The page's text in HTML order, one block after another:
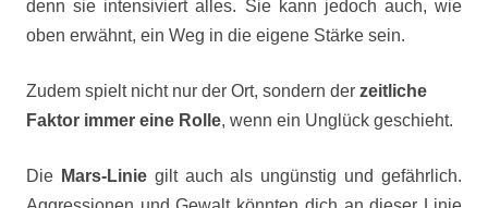
denn sie intensiviert alles. Sie kann jedoch auch, wie
oben erwähnt, ein Weg in die eigene Stärke sein.
Zudem spielt nicht nur der Ort, sondern der zeitliche
Faktor immer eine Rolle, wenn ein Unglück geschieht.
Die Mars-Liniegilt auch als ungünstig und gefährlich.